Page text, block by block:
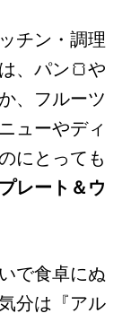
チン・調理
、パン🍞や
、フルーツ
ューやディ
にとっても
レート＆ウ
で食卓にぬ
分は『アル